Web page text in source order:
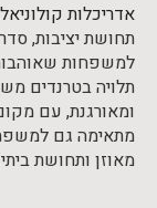
אדריכלות
תחושת יציבות, סדר
למשפחות שאוהבות
תלויה בטרנדים
ומאורגנת, עם
מתאימה גם
מאוזן ותחושת